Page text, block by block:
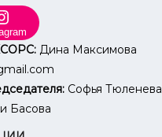
Дина Максимова
Софья Тюленева
Басова